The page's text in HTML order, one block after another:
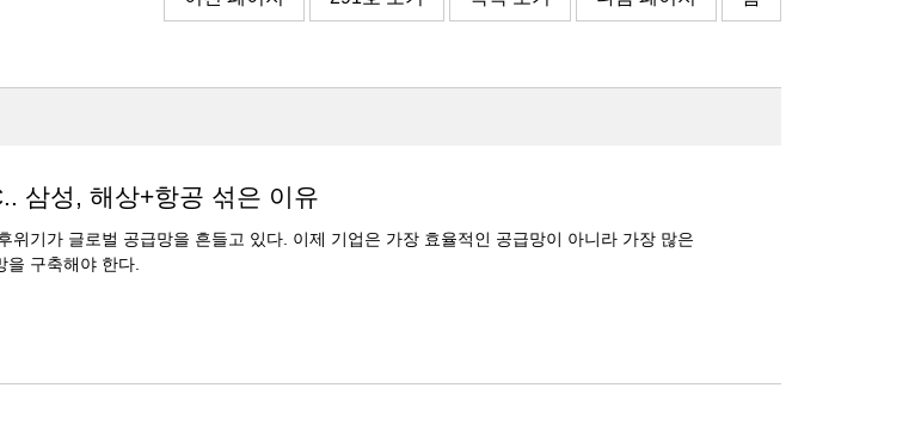
삼성, 해상+항공 섞은 이유
위기가 글로벌 공급망을 흔들고 있다. 이제 기업은 가장 효율적인 공급망이 아니라 가장 많은
을 구축해야 한다.